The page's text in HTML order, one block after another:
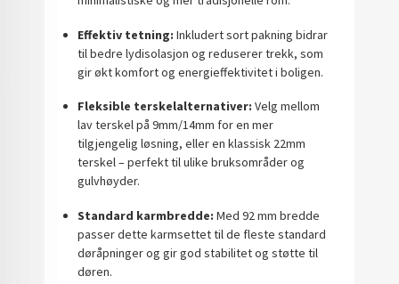
Effektiv tetning: Inkludert sort pakning bidrar
til bedre lydisolasjon og reduserer trekk, som
gir økt komfort og energieffektivitet i boligen.
Fleksible terskelalternativer: Velg mellom
lav terskel på 9mm/14mm for en mer
tilgjengelig løsning, eller en klassisk 22mm
terskel – perfekt til ulike bruksområder og
gulvhøyder.
Standard karmbredde: Med 92 mm bredde
passer dette karmsettet til de fleste standard
døråpninger og gir god stabilitet og støtte til
døren.